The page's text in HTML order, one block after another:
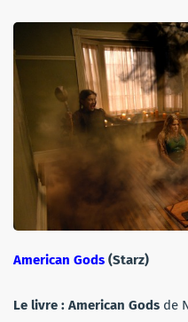
American Gods (Starz)
Le livre : American Gods de